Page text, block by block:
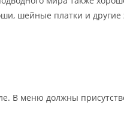
шейные платки и другие
В меню должны